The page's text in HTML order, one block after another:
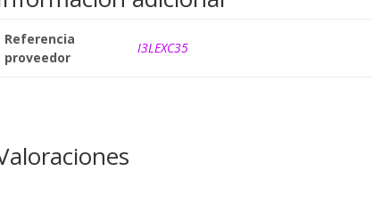
Referencia
proveedor
I3LEXC35